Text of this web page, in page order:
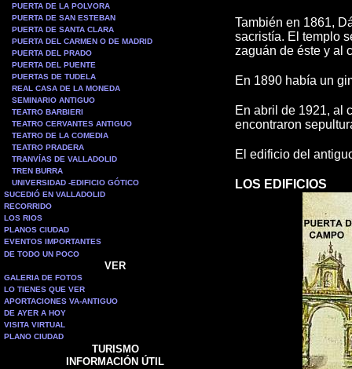
PUERTA DE LA POLVORA
PUERTA DE SAN ESTEBAN
PUERTA DE SANTA CLARA
PUERTA DEL CARMEN O DE MADRID
PUERTA DEL PRADO
PUERTA DEL PUENTE
PUERTAS DE TUDELA
REAL CASA DE LA MONEDA
SEMINARIO ANTIGUO
TEATRO BARBIERI
TEATRO CERVANTES ANTIGUO
TEATRO DE LA COMEDIA
TEATRO PRADERA
TRANVÍAS DE VALLADOLID
TREN BURRA
UNIVERSIDAD -EDIFICIO GÓTICO
SUCEDIÓ EN VALLADOLID
RECORRIDO
LOS RIOS
PLANOS CIUDAD
EVENTOS IMPORTANTES
DE TODO UN POCO
VER
GALERIA DE FOTOS
LO TIENES QUE VER
APORTACIONES VA-ANTIGUO
DE AYER A HOY
VISITA VIRTUAL
PLANO CIUDAD
TURISMO
INFORMACIÓN ÚTIL
También en 1861,
sacristía. El templo
zaguán de éste y al
En 1890 había un
En abril de 1921, al
encontraron
El edificio del
LOS EDIFICIOS